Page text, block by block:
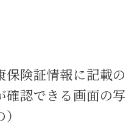
険証情報に記載の
確認できる画面の写